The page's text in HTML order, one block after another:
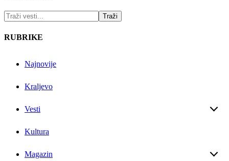
RUBRIKE
Najnovije
Kraljevo
Vesti
Kultura
Magazin